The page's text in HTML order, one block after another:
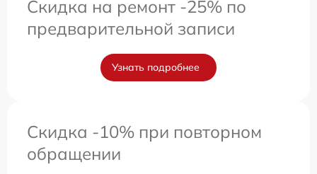
Скидка на ремонт -25% по
предварительной записи
Узнать подробнее
Скидка -10% при повторном
обращении